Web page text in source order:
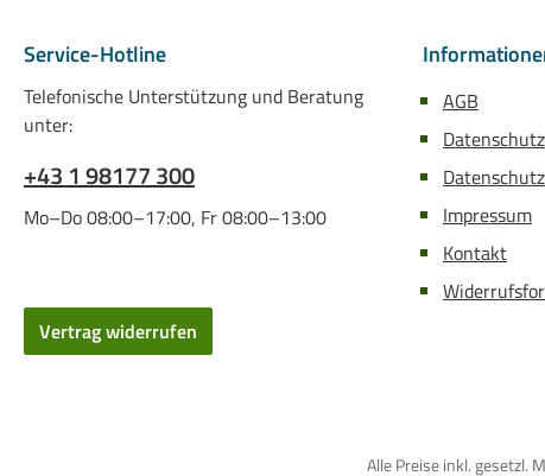
Service-Hotline
Telefonische Unterstützung und Beratung
unter:
+43 1 98177 300
Mo–Do 08:00–17:00, Fr 08:00–13:00
Vertrag widerrufen
AGB
Datenschutz
Impressum
Kontakt
Alle Preise inkl. gesetzl.